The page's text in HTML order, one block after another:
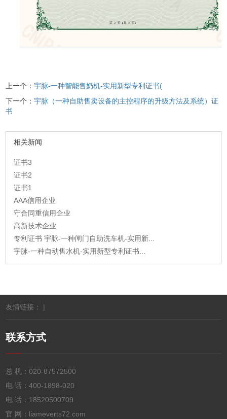
上一个：宇脉-一种智能售奶机-实用新型专利证书(
下一个：宇脉（一种自助售卖设备的主控程序的升级方法及系统）证
书
相关新闻
证书3
证书2
证书1
AAA信用企业
守合同重信用企业
高新技术企业
专利证书 宇脉-一种闸门自助洗车机-实用新...
宇脉-一种自动售水机-实用新型专利证书...
友情链接： |
联系方式
总 机：020-87572500
电 话：400-1898-020
电 话： 18520500709
官 网：liameverts72.com